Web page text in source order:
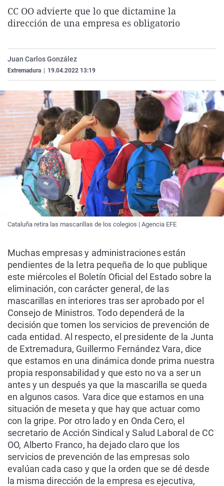
La rosa de los vientos
Gente viajera
Caso
Retornados
Extremadura
Galicia
País Vasco
Virales
Televisión
CC OO advierte que lo que dictamine la
dirección de una empresa es obligatorio
Juan Carlos González
Extremadura 19.04.2022 13:19
Cataluña retira las mascarillas de los colegios | Agencia EFE
Muchas empresas y administraciones están
pendientes de la letra pequeña de lo que publique
este miércoles el Boletín Oficial del Estado sobre la
eliminación, con carácter general, de las
mascarillas en interiores tras ser aprobado por el
Consejo de Ministros. Todo dependerá de la
decisión que tomen los servicios de prevención de
cada entidad. Al respecto, el presidente de la Junta
de Extremadura, Guillermo Fernández Vara, dice
que estamos en una dinámica donde prima nuestra
propia responsabilidad y que esto no va a ser un
antes y un después ya que la mascarilla se queda
en algunos casos. Vara dice que estamos en una
situación de meseta y que hay que actuar como
con la gripe. Por otro lado y en Onda Cero, el
secretario de Acción Sindical y Salud Laboral de CC
OO, Alberto Franco, ha dejado claro que los
servicios de prevención de las empresas solo
evalúan cada caso y que la orden que se dé desde
la misma dirección de la empresa es ejecutiva,